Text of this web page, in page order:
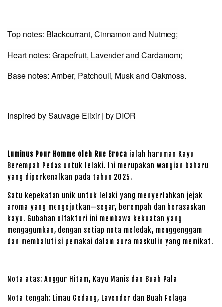
Top notes: Blackcurrant, Cinnamon and Nutmeg;
Heart notes: Grapefruit, Lavender and Cardamom;
Base notes: Amber, Patchouli, Musk and Oakmoss.
Inspired by Sauvage Elixir | by DIOR
Luminus Pour Homme oleh Rue Broca ialah haruman Kayu
Berempah Pedas untuk lelaki. Ini merupakan wangian baharu
yang diperkenalkan pada tahun 2025.
Satu kepekatan unik untuk lelaki yang menyerlahkan jejak
aroma yang mengejutkan—segar, berempah dan berasaskan
kayu. Gubahan olfaktori ini membawa kekuatan yang
mengagumkan, dengan setiap nota meledak, menggenggam
dan membaluti si pemakai dalam aura maskulin yang memikat.
Nota atas: Anggur Hitam, Kayu Manis dan Buah Pala
Nota tengah: Limau Gedang, Lavender dan Buah Pelaga